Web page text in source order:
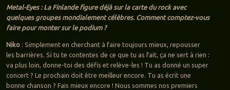
Metal-Eyes : La Finlande figure déjà sur la carte du rock avec
quelques groupes mondialement célèbres. Comment comptez-vous
faire pour monter sur le podium ?
Niko: Simplement en cherchant à faire toujours mieux, repousser
les barrières. Si tu te contentes de ce que tu as fait, ça ne sert à rien :
va plus loin, donne-toi des défis et relève-les ! Tu as donné un super
concert ? Le prochain doit être meilleur encore. Tu as écrit une
bonne chanson ? Fais mieux encore ! Nous sommes nos premiers